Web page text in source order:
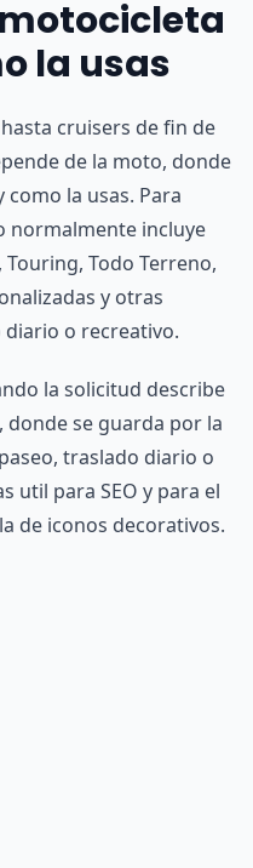
la usas
cruisers de fin de
de la moto, donde
la usas. Para
normalmente incluye
Todo Terreno,
y otras
o recreativo.
la solicitud describe
se guarda por la
traslado diario o
util para SEO y para el
de iconos decorativos.